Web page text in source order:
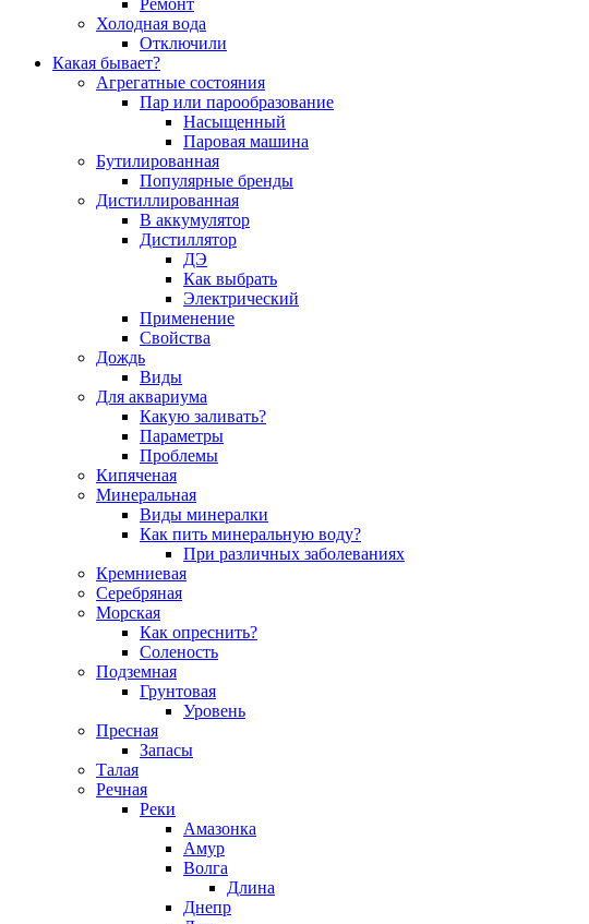
Ремонт
Холодная вода
Отключили
Какая бывает?
Агрегатные состояния
Пар или парообразование
Насыщенный
Паровая машина
Бутилированная
Популярные бренды
Дистиллированная
В аккумулятор
Дистиллятор
ДЭ
Как выбрать
Электрический
Применение
Свойства
Дождь
Виды
Для аквариума
Какую заливать?
Параметры
Проблемы
Кипяченая
Минеральная
Виды минералки
Как пить минеральную воду?
При различных заболеваниях
Кремниевая
Серебряная
Морская
Как опреснить?
Соленость
Подземная
Грунтовая
Уровень
Пресная
Запасы
Талая
Речная
Реки
Амазонка
Амур
Волга
Длина
Днепр